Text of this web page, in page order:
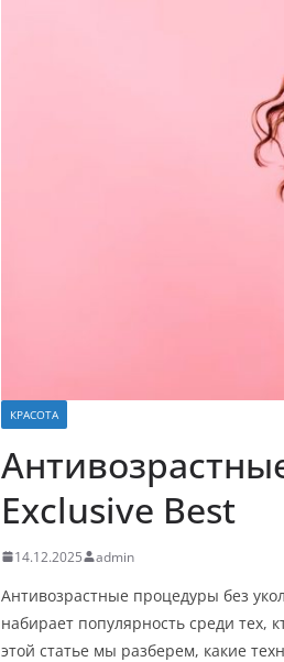
КРАСОТА
Exclusive Best
14.12.2025 admin
Антивозрастные процедуры без
набирает популярность среди тех,
этой статье мы разберем, какие